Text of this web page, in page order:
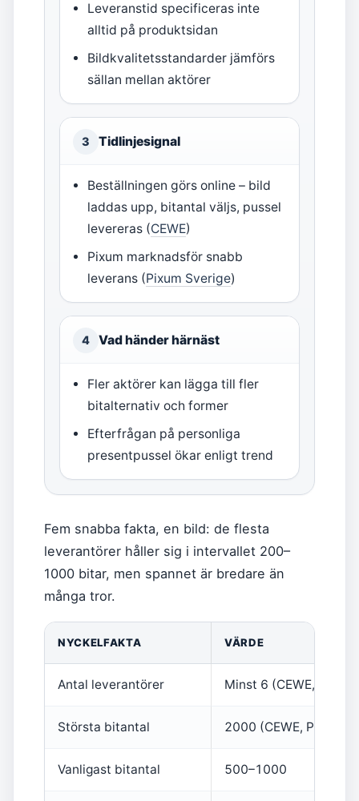
Leveranstid specificeras inte
alltid på produktsidan
Bildkvalitetsstandarder jämförs
sällan mellan aktörer
3 Tidlinjesignal
Beställningen görs online – bild
laddas upp, bitantal väljs, pussel
levereras (CEWE)
Pixum marknadsför snabb
leverans (Pixum Sverige)
4 Vad händer härnäst
Fler aktörer kan lägga till fler
bitalternativ och former
Efterfrågan på personliga
presentpussel ökar enligt trend
Fem snabba fakta, en bild: de flesta
leverantörer håller sig i intervallet 200–
1000 bitar, men spannet är bredare än
många tror.
NYCKELFAKTA VÄRDE
Antal leverantörer Minst 6 (CEWE,
Största bitantal 2000 (CEWE, Pixum,
Vanligast bitantal 500–1000